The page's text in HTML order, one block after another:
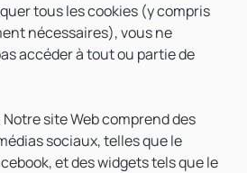
tous les cookies (y compris
nécessaires), vous ne
accéder à tout ou partie de
site Web comprend des
sociaux, telles que le
et des widgets tels que le